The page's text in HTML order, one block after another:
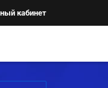
кабинет